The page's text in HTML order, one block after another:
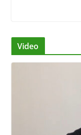
Video